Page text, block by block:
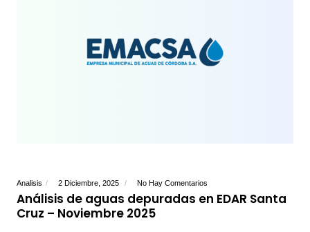
Analisis 2 Diciembre, 2025 No Hay Comentarios
Análisis de aguas depuradas en EDAR Santa
Cruz – Noviembre 2025